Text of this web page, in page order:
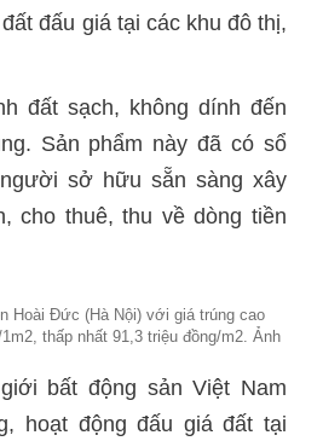
đấu giá tại các khu đô thị,
đất sạch, không dính đến
Sản phẩm này đã có sổ
sở hữu sẵn sàng xây
cho thuê, thu về dòng tiền
Hoài Đức (Hà Nội) với giá trúng cao
thấp nhất 91,3 triệu đồng/m2. Ảnh
bất động sản Việt Nam
hoạt động đấu giá đất tại